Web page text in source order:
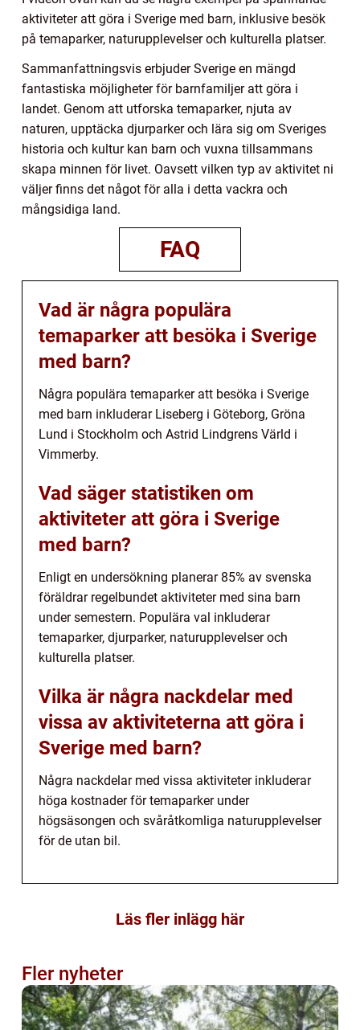
aktiviteter att göra i Sverige med barn, inklusive besök
på temaparker, naturupplevelser och kulturella platser.
Sammanfattningsvis erbjuder Sverige en mängd
fantastiska möjligheter för barnfamiljer att göra i
landet. Genom att utforska temaparker, njuta av
naturen, upptäcka djurparker och lära sig om Sveriges
historia och kultur kan barn och vuxna tillsammans
skapa minnen för livet. Oavsett vilken typ av aktivitet ni
väljer finns det något för alla i detta vackra och
mångsidiga land.
FAQ
Vad är några populära
temaparker att besöka i Sverige
med barn?
Några populära temaparker att besöka i Sverige
med barn inkluderar Liseberg i Göteborg, Gröna
Lund i Stockholm och Astrid Lindgrens Värld i
Vimmerby.
Vad säger statistiken om
aktiviteter att göra i Sverige
med barn?
Enligt en undersökning planerar 85% av svenska
föräldrar regelbundet aktiviteter med sina barn
under semestern. Populära val inkluderar
temaparker, djurparker, naturupplevelser och
kulturella platser.
Vilka är några nackdelar med
vissa av aktiviteterna att göra i
Sverige med barn?
Några nackdelar med vissa aktiviteter inkluderar
höga kostnader för temaparker under
högsäsongen och svåråtkomliga naturupplevelser
för de utan bil.
Läs fler inlägg här
Fler nyheter